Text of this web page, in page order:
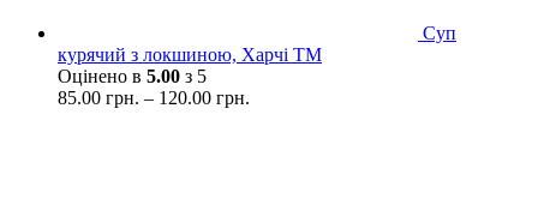
Суп
курячий з локшиною, Харчі ТМ
Оцінено в 5.00 з 5
85.00 грн. – 120.00 грн.